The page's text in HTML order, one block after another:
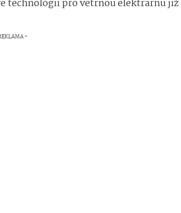
technologií pro větrnou elektrárnu již